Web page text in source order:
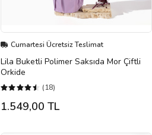
Cumartesi Ücretsiz Teslimat
Lila Buketli Polimer Saksıda Mor Çiftli
Orkide
(18)
1.549,00 TL